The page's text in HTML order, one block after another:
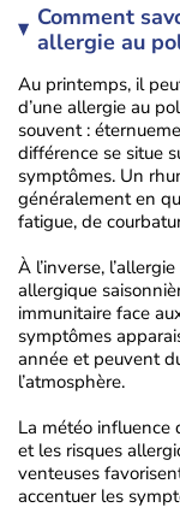
Comment
allergie au
Au printemps, il
d’une allergie au
souvent :
différence se situe
symptômes. Un
généralement en
fatigue, de
À l’inverse,
allergique
immunitaire face
symptômes
année et peuvent
l’atmosphère.
La météo influence
et les risques
venteuses
accentuer les